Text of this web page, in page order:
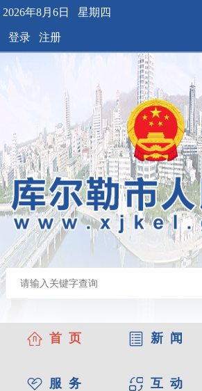
2026年8月6日 星期四
登录 注册
首 页 新 闻
服 务 互 动